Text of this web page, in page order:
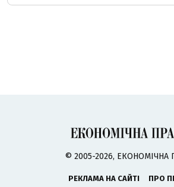
© 2005-2026, ЕКОНОМІЧНА
РЕКЛАМА НА САЙТІ
ПРО